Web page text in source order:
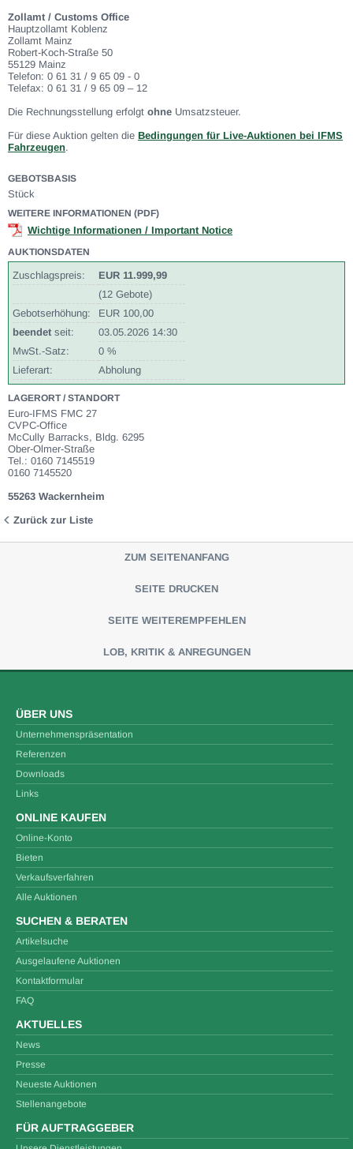
Zollamt / Customs Office
Hauptzollamt Koblenz
Zollamt Mainz
Robert-Koch-Straße 50
55129 Mainz
Telefon: 0 61 31 / 9 65 09 - 0
Telefax: 0 61 31 / 9 65 09 – 12
Die Rechnungsstellung erfolgt ohne Umsatzsteuer.
Für diese Auktion gelten die Bedingungen für Live-Auktionen bei IFMS
Fahrzeugen.
GEBOTSBASIS
Stück
WEITERE INFORMATIONEN (PDF)
Wichtige Informationen / Important Notice
AUKTIONSDATEN
Zuschlagspreis:
EUR 11.999,99
(12 Gebote)
Gebotserhöhung:
EUR 100,00
beendet seit:
03.05.2026 14:30
MwSt.-Satz:
0 %
Lieferart:
Abholung
LAGERORT / STANDORT
Euro-IFMS FMC 27
CVPC-Office
McCully Barracks, Bldg. 6295
Ober-Olmer-Straße
Tel.: 0160 7145519
0160 7145520
55263 Wackernheim
Zurück zur Liste
ZUM SEITENANFANG
SEITE DRUCKEN
SEITE WEITEREMPFEHLEN
LOB, KRITIK & ANREGUNGEN
ÜBER UNS
Unternehmenspräsentation
Referenzen
Downloads
Links
ONLINE KAUFEN
Online-Konto
Bieten
Verkaufsverfahren
Alle Auktionen
SUCHEN & BERATEN
Artikelsuche
Ausgelaufene Auktionen
Kontaktformular
FAQ
AKTUELLES
News
Presse
Neueste Auktionen
Stellenangebote
FÜR AUFTRAGGEBER